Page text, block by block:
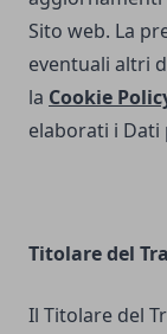
Sito web. La
eventuali altri
la Cookie
elaborati i Dati
Titolare del
Il Titolare del